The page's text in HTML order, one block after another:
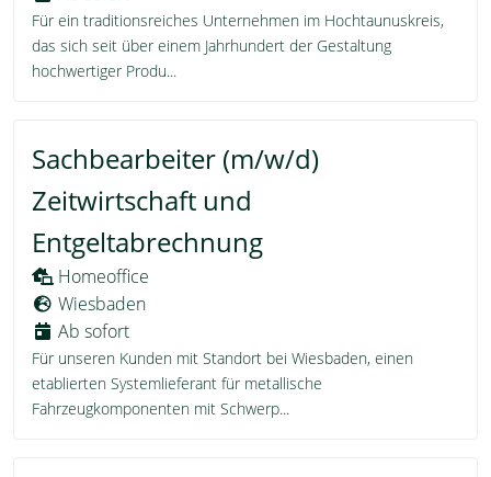
Für ein traditionsreiches Unternehmen im Hochtaunuskreis,
das sich seit über einem Jahrhundert der Gestaltung
hochwertiger Produ...
Sachbearbeiter (m/w/d)
Zeitwirtschaft und
Entgeltabrechnung
Homeoffice
Wiesbaden
Ab sofort
Für unseren Kunden mit Standort bei Wiesbaden, einen
etablierten Systemlieferant für metallische
Fahrzeugkomponenten mit Schwerp...